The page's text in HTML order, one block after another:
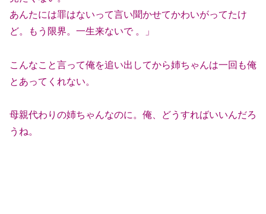
あんたには罪はないって言い聞かせてかわいがってたけ
ど。もう限界。一生来ないで 。」
こんなこと言って俺を追い出してから姉ちゃんは一回も俺
とあってくれない。
母親代わりの姉ちゃんなのに。俺、どうすればいいんだろ
うね。